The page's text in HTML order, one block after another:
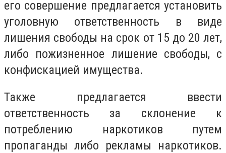
его совершение предлагается установить
уголовную ответственность в виде
лишения свободы на срок от 15 до 20 лет,
либо пожизненное лишение свободы, с
конфискацией имущества.
Также предлагается ввести
ответственность за склонение к
потреблению наркотиков путем
пропаганды либо рекламы наркотиков.